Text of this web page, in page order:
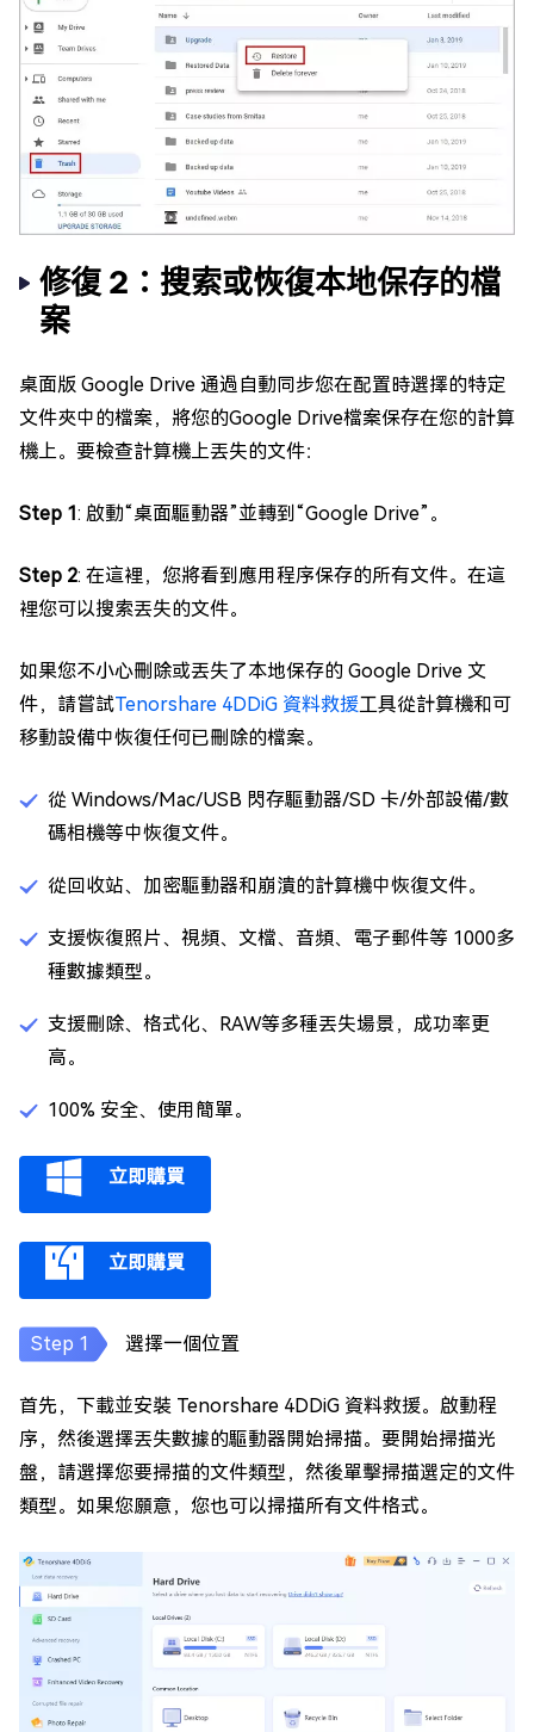
修復 2：搜索或恢復本地保存的檔
案
桌面版 Google Drive 通過自動同步您在配置時選擇的特定
文件夾中的檔案，將您的Google Drive檔案保存在您的計算
機上。要檢查計算機上丟失的文件：
Step 1: 啟動“桌面驅動器”並轉到“Google Drive”。
Step 2: 在這裡，您將看到應用程序保存的所有文件。在這
裡您可以搜索丟失的文件。
如果您不小心刪除或丟失了本地保存的 Google Drive 文
件，請嘗試Tenorshare 4DDiG 資料救援工具從計算機和可
移動設備中恢復任何已刪除的檔案。
從 Windows/Mac/USB 閃存驅動器/SD 卡/外部設備/數
碼相機等中恢復文件。
從回收站、加密驅動器和崩潰的計算機中恢復文件。
支援恢復照片、視頻、文檔、音頻、電子郵件等 1000多
種數據類型。
支援刪除、格式化、RAW等多種丟失場景，成功率更
高。
100% 安全、使用簡單。
立即購買
立即購買
選擇一個位置
首先，下載並安裝 Tenorshare 4DDiG 資料救援。啟動程
序，然後選擇丟失數據的驅動器開始掃描。要開始掃描光
盤，請選擇您要掃描的文件類型，然後單擊掃描選定的文件
類型。如果您願意，您也可以掃描所有文件格式。